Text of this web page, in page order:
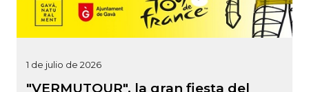
1 de julio de 2026
"VERMUTOUR", la gran fiesta del